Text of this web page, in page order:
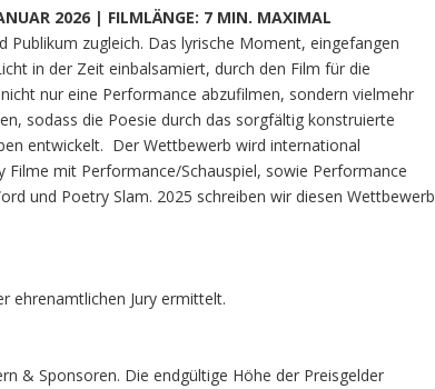
2026 | FILMLÄNGE: 7 MIN. MAXIMAL
zugleich. Das lyrische Moment, eingefangen
in der Zeit einbalsamiert, durch den Film für die
nur eine Performance abzufilmen, sondern vielmehr
sodass die Poesie durch das sorgfältig konstruierte
entwickelt. Der Wettbewerb wird international
mit Performance/Schauspiel, sowie Performance
und Poetry Slam. 2025 schreiben wir diesen Wettbewerb
ehrenamtlichen Jury ermittelt.
& Sponsoren. Die endgültige Höhe der Preisgelder